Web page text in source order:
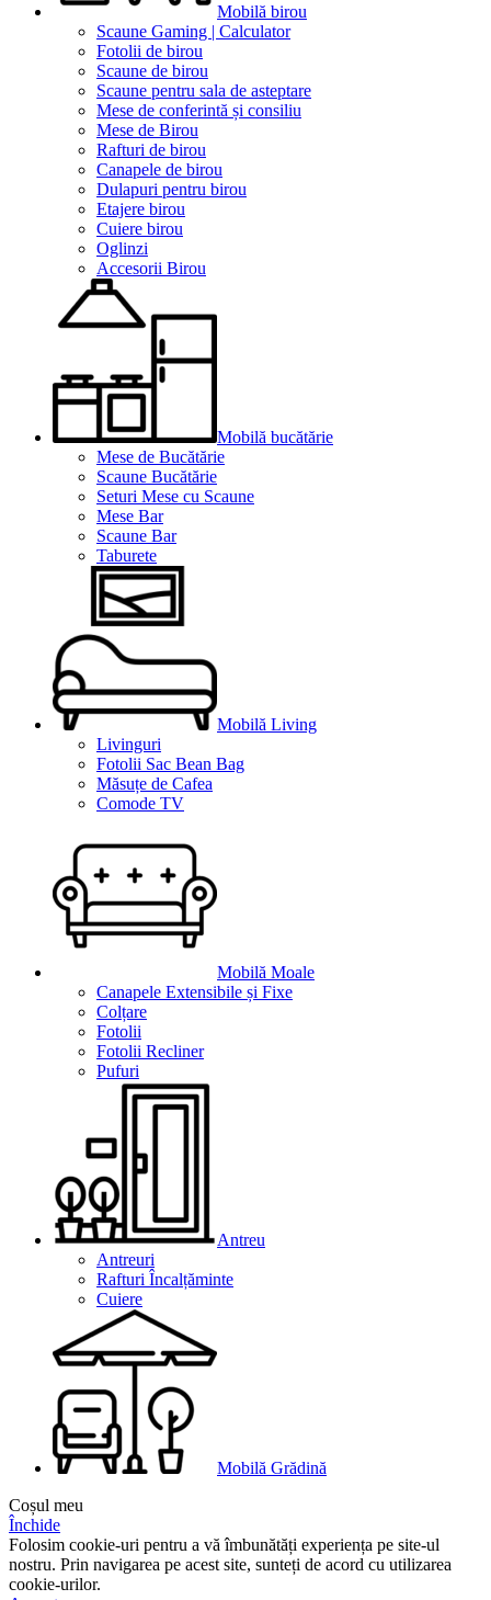
Mobilă birou
Scaune Gaming | Calculator
Fotolii de birou
Scaune de birou
Scaune pentru sala de asteptare
Mese de conferintă și consiliu
Mese de Birou
Rafturi de birou
Canapele de birou
Dulapuri pentru birou
Etajere birou
Cuiere birou
Oglinzi
Accesorii Birou
Mobilă bucătărie
Mese de Bucătărie
Scaune Bucătărie
Seturi Mese cu Scaune
Mese Bar
Scaune Bar
Taburete
Mobilă Living
Livinguri
Fotolii Sac Bean Bag
Măsuțe de Cafea
Comode TV
Mobilă Moale
Canapele Extensibile și Fixe
Colțare
Fotolii
Fotolii Recliner
Pufuri
Antreu
Antreuri
Rafturi Încalțăminte
Cuiere
Mobilă Grădină
Coșul meu
Închide
Folosim cookie-uri pentru a vă îmbunătăți experiența pe site-ul
nostru. Prin navigarea pe acest site, sunteți de acord cu utilizarea
cookie-urilor.